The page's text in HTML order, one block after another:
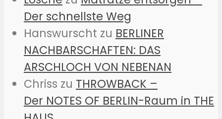
Der schnellste Weg
Hanswurscht zu BERLINER
NACHBARSCHAFTEN: DAS
ARSCHLOCH VON NEBENAN
Chriss zu THROWBACK –
Der NOTES OF BERLIN-Raum in THE